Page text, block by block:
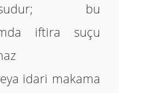
bu
iftira suçu
idari makama